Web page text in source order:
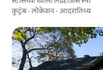
कुटुंब·लोकेशन · आदरातिथ्य